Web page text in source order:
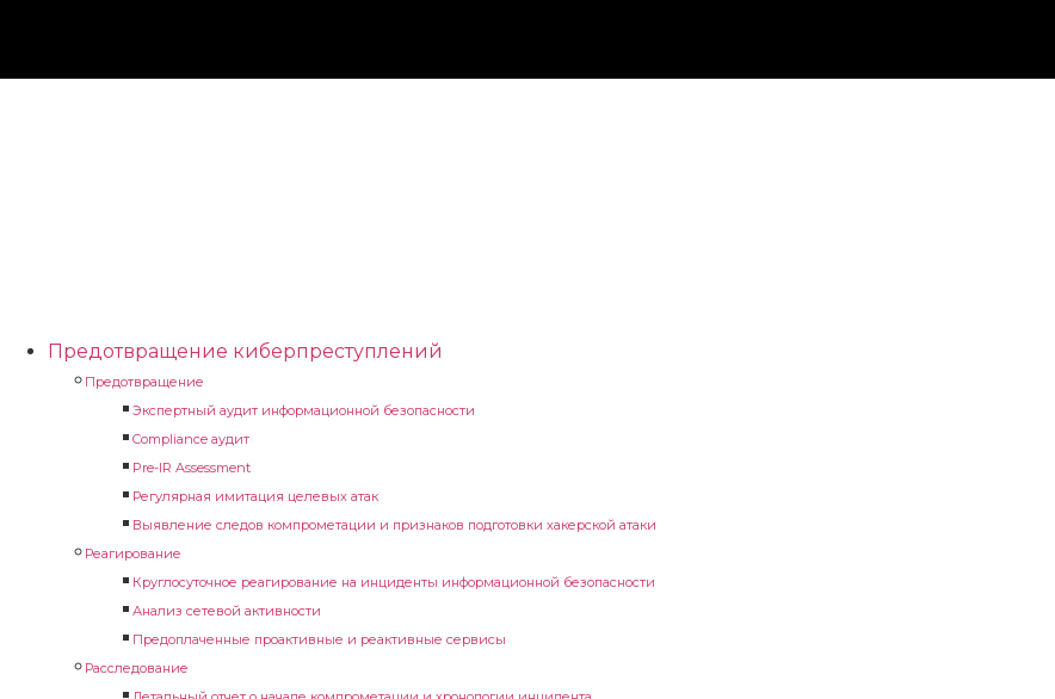
Предотвращение киберпреступлений
Предотвращение
Экспертный аудит информационной безопасности
Compliance аудит
Pre-IR Assessment
Регулярная имитация целевых атак
Выявление следов компрометации и признаков подготовки хакерской атаки
Реагирование
Круглосуточное реагирование на инциденты информационной безопасности
Анализ сетевой активности
Предоплаченные проактивные и реактивные сервисы
Расследование